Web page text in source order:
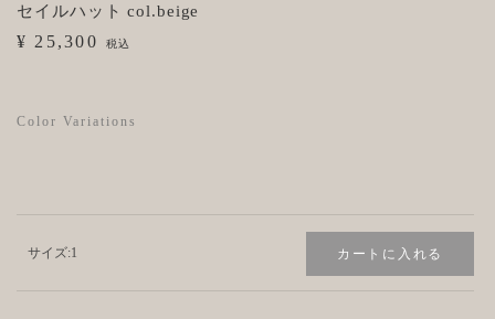
セイルハット col.beige
¥ 25,300 税込
Color Variations
サイズ:1